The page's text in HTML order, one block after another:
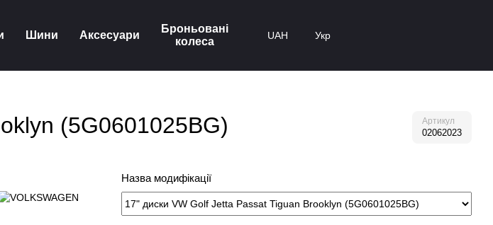
Шини Аксесуари
Броньовані
колеса
UAH Укр
(5G0601025BG) Артикул
02062023
Назва модифікації